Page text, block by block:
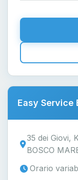
Easy Service
35 dei Giovi,
BOSCO
Orario